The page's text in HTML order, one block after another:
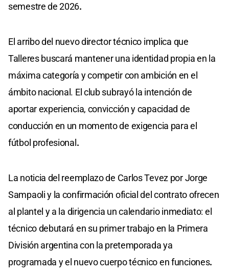
semestre de 2026.
El arribo del nuevo director técnico implica que
Talleres buscará mantener una identidad propia en la
máxima categoría y competir con ambición en el
ámbito nacional. El club subrayó la intención de
aportar experiencia, convicción y capacidad de
conducción en un momento de exigencia para el
fútbol profesional.
La noticia del reemplazo de Carlos Tevez por Jorge
Sampaoli y la confirmación oficial del contrato ofrecen
al plantel y a la dirigencia un calendario inmediato: el
técnico debutará en su primer trabajo en la Primera
División argentina con la pretemporada ya
programada y el nuevo cuerpo técnico en funciones.